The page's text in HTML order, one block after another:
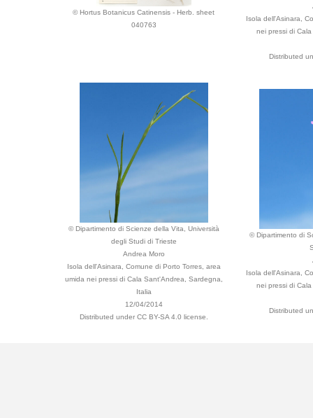
© Hortus Botanicus Catinensis - Herb. sheet
040763
Isola dell'Asinara,
nei pressi di
Distributed
© Dipartimento di Scienze della Vita, Università
degli Studi di Trieste
Andrea Moro
Isola dell'Asinara, Comune di Porto Torres, area
umida nei pressi di Cala Sant'Andrea, Sardegna,
Italia
12/04/2014
Distributed under CC BY-SA 4.0 license.
© Dipartimento di
Isola dell'Asinara,
nei pressi di
Distributed